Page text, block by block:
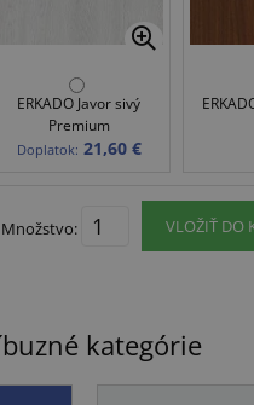
ERKADO Javor sivý
Premium
Doplatok: 21,60 €
Množstvo: VLOŽIŤ DO
kategórie